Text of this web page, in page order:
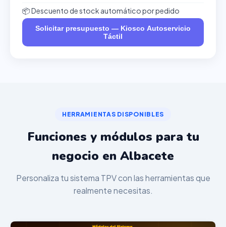
📦 Descuento de stock automático por pedido
Solicitar presupuesto — Kiosco Autoservicio
Táctil
HERRAMIENTAS DISPONIBLES
Funciones y módulos para tu
negocio en Albacete
Personaliza tu sistema TPV con las herramientas que
realmente necesitas.